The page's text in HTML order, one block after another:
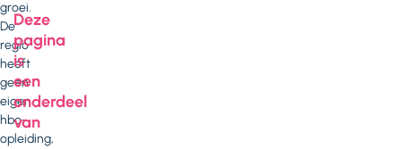
groei.
De
regio
heeft
geen
eigen
hbo-
opleiding,
Deze
pagina
is
een
onderdeel
van